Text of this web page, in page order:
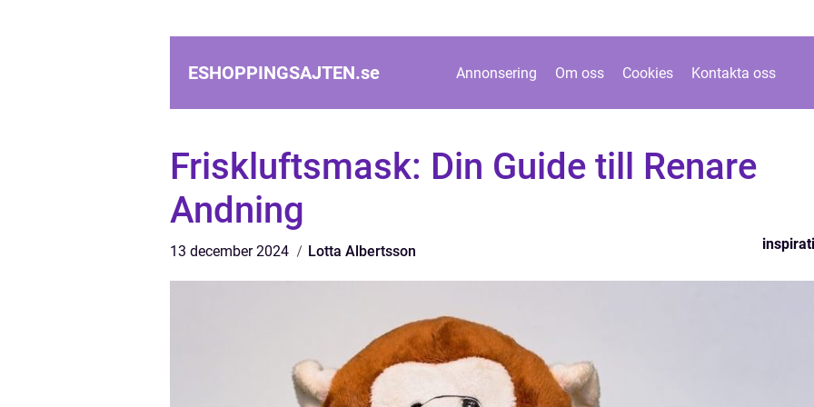
ESHOPPINGSAJTEN.se Annonsering Om oss Cookies Kontakta oss
Friskluftsmask: Din Guide till Renare
Andning
13 december 2024 Lotta Albertsson